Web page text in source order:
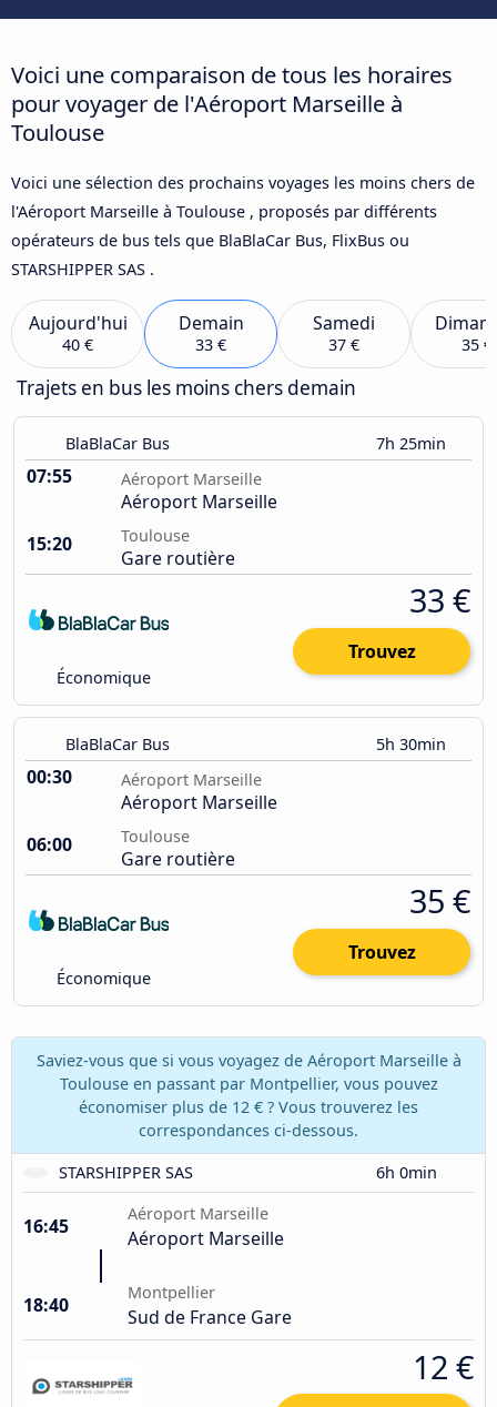
Voici une comparaison de tous les horaires
pour voyager de l'Aéroport Marseille à
Toulouse
Voici une sélection des prochains voyages les moins chers de
l'Aéroport Marseille à Toulouse , proposés par différents
opérateurs de bus tels que BlaBlaCar Bus, FlixBus ou
STARSHIPPER SAS .
Aujourd'hui
40 €
Demain
33 €
Samedi
37 € 35 €
Trajets en bus les moins chers demain
BlaBlaCar Bus 7h 25min
07:55 Aéroport Marseille
Aéroport Marseille
15:20
Toulouse
Gare routière
Économique
33 €
Trouvez
BlaBlaCar Bus 5h 30min
00:30 Aéroport Marseille
Aéroport Marseille
06:00
Toulouse
Gare routière
Économique
35 €
Trouvez
Saviez-vous que si vous voyagez de Aéroport Marseille à
Toulouse en passant par Montpellier, vous pouvez
économiser plus de 12 € ? Vous trouverez les
correspondances ci-dessous.
STARSHIPPER SAS
6h 0min
16:45
Aéroport Marseille
Aéroport Marseille
18:40
Montpellier
Sud de France Gare
12 €